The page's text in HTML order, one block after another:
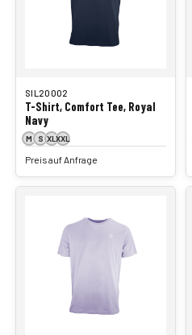
SIL20002
T-Shirt, Comfort Tee, Royal
Navy
M S XLXXL
Preis auf Anfrage